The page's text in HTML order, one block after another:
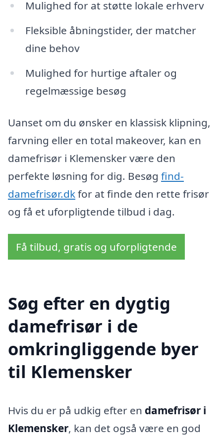
Mulighed for at støtte lokale erhverv
Fleksible åbningstider, der matcher
dine behov
Mulighed for hurtige aftaler og
regelmæssige besøg
Uanset om du ønsker en klassisk klipning,
farvning eller en total makeover, kan en
damefrisør i Klemensker være den
perfekte løsning for dig. Besøg find-
damefrisør.dkfor at finde den rette frisør
og få et uforpligtende tilbud i dag.
Få tilbud, gratis og uforpligtende
Søg efter en dygtig
damefrisør i de
omkringliggende byer
til Klemensker
Hvis du er på udkig efter en damefrisør i
Klemensker, kan det også være en god